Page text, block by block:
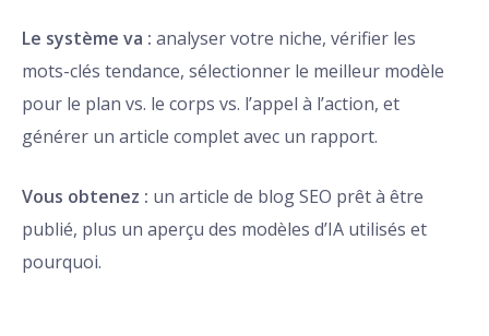
Le système va : analyser votre niche, vérifier les
mots-clés tendance, sélectionner le meilleur modèle
pour le plan vs. le corps vs. l’appel à l’action, et
générer un article complet avec un rapport.
Vous obtenez : un article de blog SEO prêt à être
publié, plus un aperçu des modèles d’IA utilisés et
pourquoi.